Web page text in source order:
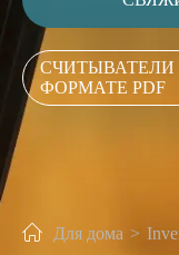
СЧИТЫВАТЕЛИ
ФОРМАТЕ PDF
Для дома